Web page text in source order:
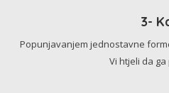
3-
Popunjavanjem jednostavne
Vi htjeli da